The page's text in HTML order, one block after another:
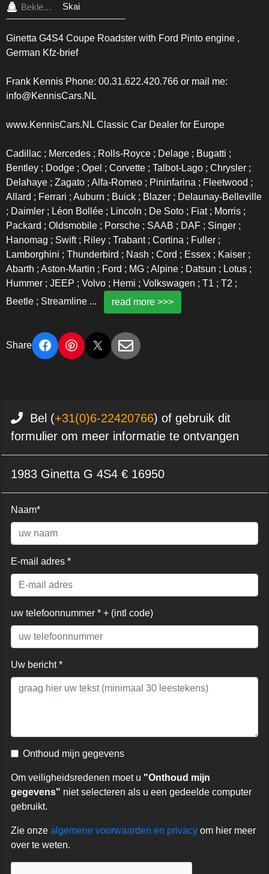
Bekleding Skai
Ginetta G4S4 Coupe Roadster with Ford Pinto engine ,
German Kfz-brief
Frank Kennis Phone: 00.31.622.420.766 or mail me:
info@KennisCars.NL
www.KennisCars.NL Classic Car Dealer for Europe
Cadillac ; Mercedes ; Rolls-Royce ; Delage ; Bugatti ;
Bentley ; Dodge ; Opel ; Corvette ; Talbot-Lago ; Chrysler ;
Delahaye ; Zagato ; Alfa-Romeo ; Pininfarina ; Fleetwood ;
Allard ; Ferrari ; Auburn ; Buick ; Blazer ; Delaunay-Belleville
; Daimler ; Léon Bollée ; Lincoln ; De Soto ; Fiat ; Morris ;
Packard ; Oldsmobile ; Porsche ; SAAB ; DAF ; Singer ;
Hanomag ; Swift ; Riley ; Trabant ; Cortina ; Fuller ;
Lamborghini ; Thunderbird ; Nash ; Cord ; Essex ; Kaiser ;
Abarth ; Aston-Martin ; Ford ; MG ; Alpine ; Datsun ; Lotus ;
Hummer ; JEEP ; Volvo ; Hemi ; Volkswagen ; T1 ; T2 ;
Beetle ; Streamline ... read more >>>
Share
Bel (+31(0)6-22420766) of gebruik dit
formulier om meer informatie te ontvangen
1983 Ginetta G 4S4 € 16950
Naam*
E-mail adres *
uw telefoonnummer * + (intl code)
Uw bericht *
Onthoud mijn gegevens
Om veiligheidsredenen moet u "Onthoud mijn
gegevens" niet selecteren als u een gedeelde computer
gebruikt.
Zie onze algemene voorwaarden en privacy om hier meer
over te weten.